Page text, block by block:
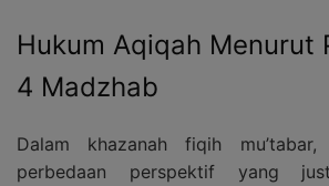
Hukum Aqiqah Menurut
4 Madzhab
Dalam khazanah fiqih
perbedaan perspektif yang